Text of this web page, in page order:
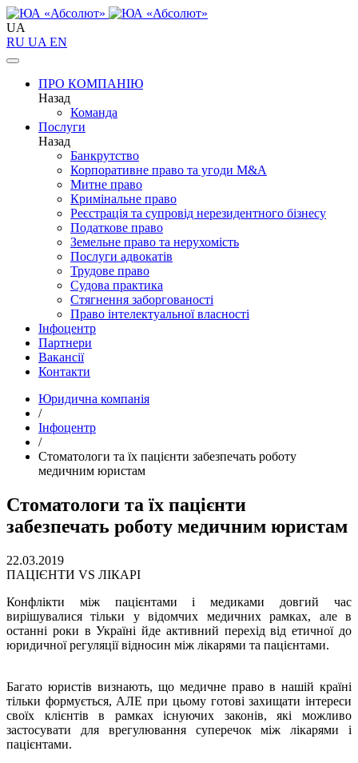
UA
RU UA EN
ПРО КОМПАНІЮ
Назад
Команда
Послуги
Назад
Банкрутство
Корпоративне право та угоди M&A
Митне право
Кримінальне право
Реєстрація та супровід нерезидентного бізнесу
Податкове право
Земельне право та нерухомість
Послуги адвокатів
Трудове право
Судова практика
Стягнення заборгованості
Право інтелектуальної власності
Інфоцентр
Партнери
Вакансії
Контакти
Юридична компанія
/
Інфоцентр
/
Стоматологи та їх пацієнти забезпечать роботу
медичним юристам
Стоматологи та їх пацієнти
забезпечать роботу медичним юристам
22.03.2019
ПАЦІЄНТИ VS ЛІКАРІ
Конфлікти між пацієнтами і медиками довгий час
вирішувалися тільки у відомчих медичних рамках, але в
останні роки в Україні йде активний перехід від етичної до
юридичної регуляції відносин між лікарями та пацієнтами.
Багато юристів визнають, що медичне право в нашій країні
тільки формується, АЛЕ при цьому готові захищати інтереси
своїх клієнтів в рамках існуючих законів, які можливо
застосувати для врегулювання суперечок між лікарями і
пацієнтами.